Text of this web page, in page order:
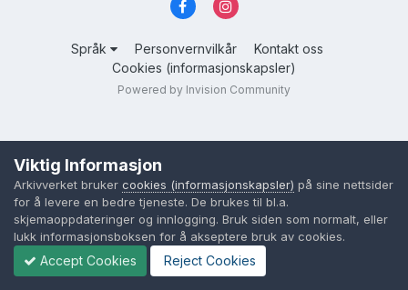
Språk Personvernvilkår
Kontakt oss
Cookies (informasjonskapsler)
Powered by Invision Community
Viktig Informasjon
Arkivverket bruker cookies (informasjonskapsler) på sine nettsider
for å levere en bedre tjeneste. De brukes til bl.a.
skjemaoppdateringer og innlogging. Bruk siden som normalt, eller
lukk informasjonsboksen for å akseptere bruk av cookies.
Accept Cookies Reject Cookies